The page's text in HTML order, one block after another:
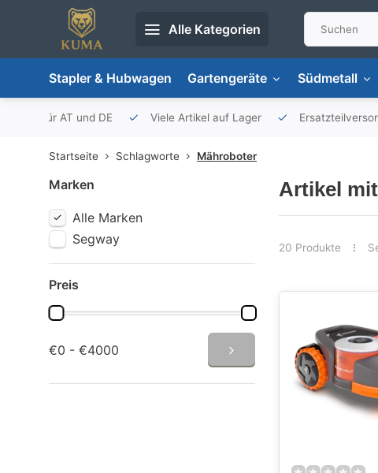
Alle Kategorien
Stapler & Hubwagen Gartengeräte Südmetall
für AT und DE Viele Artikel auf Lager
Startseite Schlagworte Mähroboter
Marken
Alle Marken
Segway
Preis
€0 - €4000
Artikel
20 Produkte